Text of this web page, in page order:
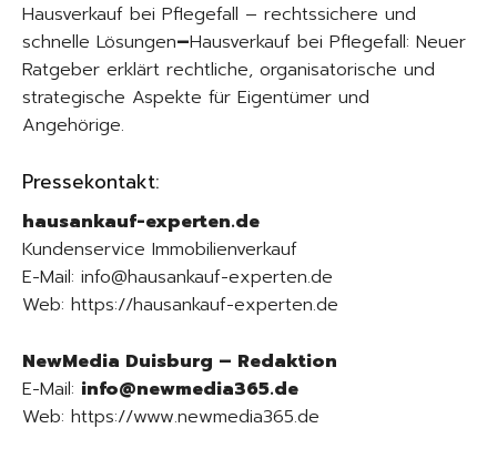
Hausverkauf bei Pflegefall – rechtssichere und
schnelle Lösungen–Hausverkauf bei Pflegefall: Neuer
Ratgeber erklärt rechtliche, organisatorische und
strategische Aspekte für Eigentümer und
Angehörige.
Pressekontakt:
hausankauf-experten.de
Kundenservice Immobilienverkauf
E-Mail: info@hausankauf-experten.de
Web: https://hausankauf-experten.de
NewMedia Duisburg – Redaktion
E-Mail: info@newmedia365.de
Web: https://www.newmedia365.de